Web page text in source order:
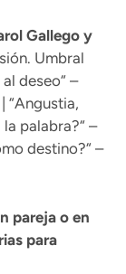
Gallego y
Umbral
deseo“ –
| “Angustia,
palabra?“ –
destino?“ –
pareja o en
para